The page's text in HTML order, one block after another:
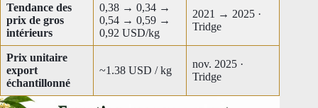
Tendance des
prix de gros
intérieurs
0,38 → 0,34 →
0,54 → 0,59 →
0,92 USD/kg
2021 → 2025 ·
Tridge
Prix unitaire
export
échantillonné
~1.38 USD / kg
nov. 2025 ·
Tridge